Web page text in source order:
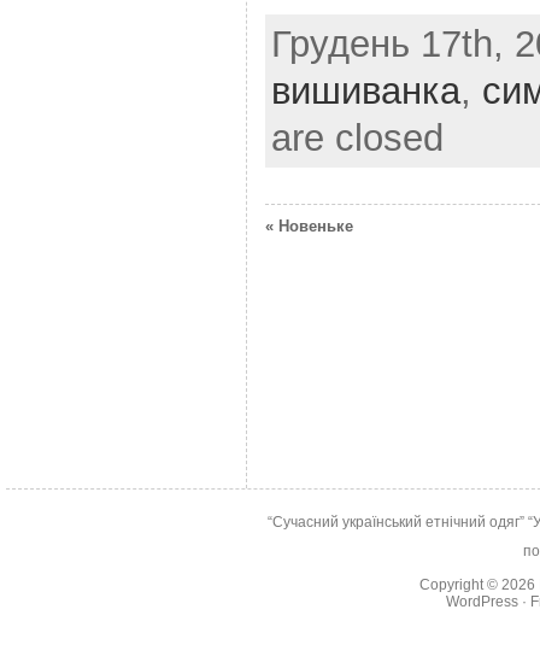
Грудень 17th,
вишиванка,
are closed
« Новеньке
“Сучасний український етнічний одяг”
Copyright © 2026
WordPress·